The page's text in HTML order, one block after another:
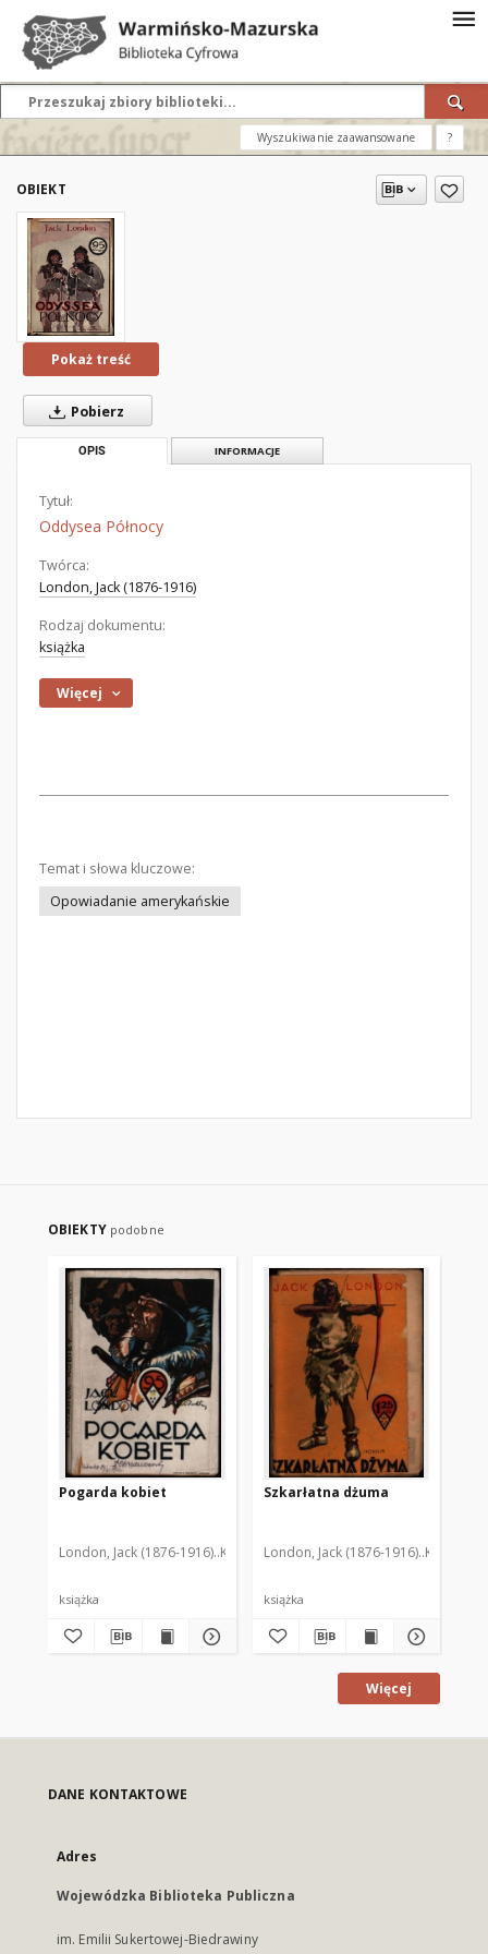
Wyszukiwanie zaawansowane ?
OBIEKT
Pokaż treść
Pobierz
OPIS INFORMACJE
Tytuł:
Oddysea Północy
Twórca:
London, Jack (1876-1916)
Rodzaj dokumentu:
książka
Więcej
Temat i słowa kluczowe:
Opowiadanie amerykańskie
OBIEKTY podobne
Pogarda kobiet
London, Jack (1876-1916) Kuszelewska, Stanisława (1894-1966). Tłum.
książka
Szkarłatna dżuma
London, Jack (1876-1916)
książka
Więcej
DANE KONTAKTOWE
Adres
Wojewódzka Biblioteka Publiczna
im. Emilii Sukertowej-Biedrawiny